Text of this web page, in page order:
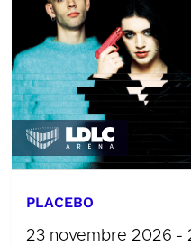
PLACEBO
23 novembre 2026 -